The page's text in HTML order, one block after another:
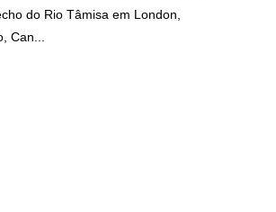
do Rio Tâmisa em London,
Can...